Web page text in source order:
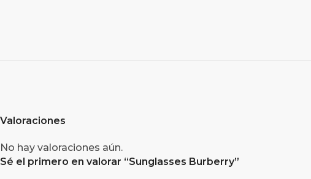
Valoraciones
No hay valoraciones aún.
Sé el primero en valorar “Sunglasses Burberry”